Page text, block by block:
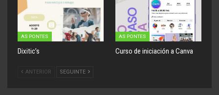
AS PONTES
Dixitic’s
AS PONTES
Curso de iniciación a Canva
ANTERIOR SEGUINTE